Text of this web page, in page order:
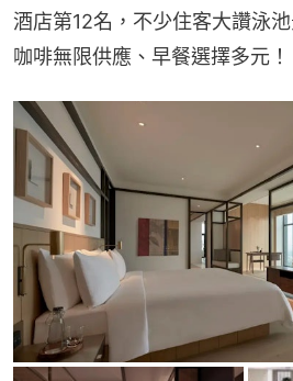
酒店第12名，不少住客大讚泳
咖啡無限供應、早餐選擇多元！